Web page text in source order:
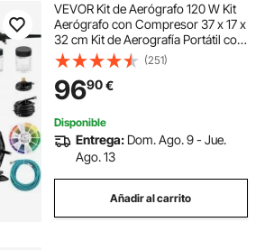
VEVOR Kit de Aerógrafo 120 W Kit
Aerógrafo con Compresor 37 x 17 x
32 cm Kit de Aerografía Portátil con
Mayor Presión, Excelente
Compatibilidad y Certificado
Alimentario FDA, Ampliamente
Utilizado
(251)
9690€
Disponible
Entrega: Dom. Ago. 9 - Jue.
Ago. 13
Añadir al carrito